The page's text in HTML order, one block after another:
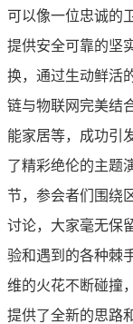
可以像一位忠诚的
提供安全可靠的坚
换，通过生动鲜活
链与物联网完美结
能家居等，成功引
了精彩绝伦的主题
节，参会者们围绕
讨论，大家毫无保
验和遇到的各种棘
维的火花不断碰撞
提供了全新的思路